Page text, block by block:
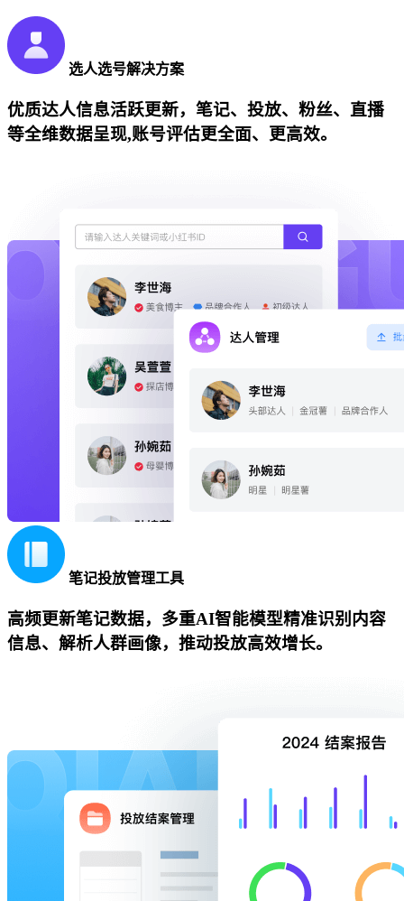
选人选号解决方案
优质达人信息活跃更新，笔记、投放、粉丝、直播
等全维数据呈现,账号评估更全面、更高效。
笔记投放管理工具
高频更新笔记数据，多重AI智能模型精准识别内容
信息、解析人群画像，推动投放高效增长。